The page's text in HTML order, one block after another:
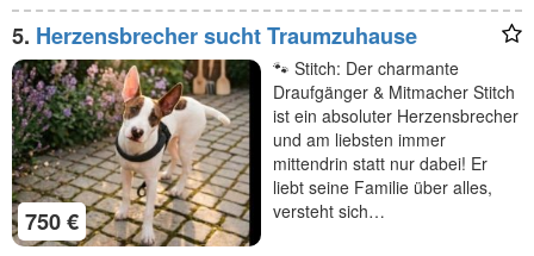
5. Herzensbrecher sucht Traumzuhause
750 €
🐾 Stitch: Der charmante
Draufgänger & Mitmacher Stitch
ist ein absoluter Herzensbrecher
und am liebsten immer
mittendrin statt nur dabei! Er
liebt seine Familie über alles,
versteht sich…